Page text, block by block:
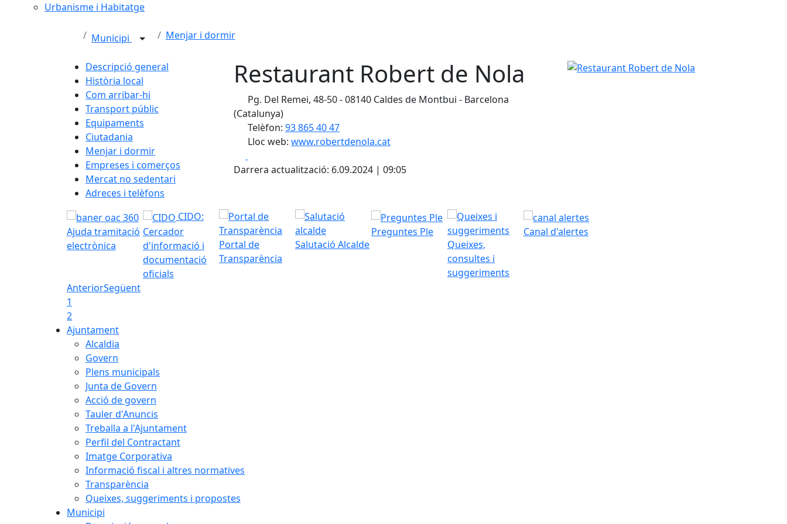
Urbanisme i Habitatge
Municipi Menjar i dormir
Descripció general
Història local
Com arribar-hi
Transport públic
Equipaments
Ciutadania
Menjar i dormir
Empreses i comerços
Mercat no sedentari
Adreces i telèfons
Restaurant Robert de Nola
Pg. Del Remei, 48-50 - 08140 Caldes de Montbui - Barcelona
(Catalunya)
Telèfon: 93 865 40 47
Lloc web: www.robertdenola.cat
Darrera actualització: 6.09.2024 | 09:05
Restaurant Robert de Nola
Ajuda tramitació
electrònica
CIDO:
Cercador
d'informació i
documentació
oficials
Portal de
Transparència
Salutació Alcalde
Preguntes Ple
Queixes,
consultes i
suggeriments
Canal d'alertes
AnteriorSegüent
1
2
Ajuntament
Alcaldia
Govern
Plens municipals
Junta de Govern
Acció de govern
Tauler d'Anuncis
Treballa a l'Ajuntament
Perfil del Contractant
Imatge Corporativa
Informació fiscal i altres normatives
Transparència
Queixes, suggeriments i propostes
Municipi